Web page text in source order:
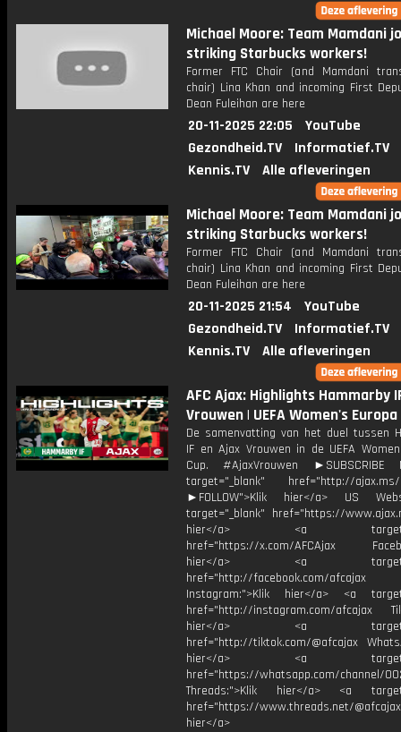
Michael Moore: Team Mamdani
striking Starbucks workers!
Former FTC Chair (and Mamdani
chair) Lina Khan and incoming First
Dean Fuleihan are here
20-11-2025 22:05
YouTube
Gezondheid.TV
Informatief.TV
Kennis.TV
Alle afleveringen
Michael Moore: Team Mamdani
striking Starbucks workers!
Former FTC Chair (and Mamdani
chair) Lina Khan and incoming First
Dean Fuleihan are here
20-11-2025 21:54
YouTube
Gezondheid.TV
Informatief.TV
Kennis.TV
Alle afleveringen
AFC Ajax: Highlights Hammarby
Vrouwen | UEFA Women's Europa
De samenvatting van het duel tussen
IF en Ajax Vrouwen in de UEFA
Cup. #AjaxVrouwen ►SUBSCRIBE
target="_blank" href="http://ajax.ms/
►FOLLOW">Klik hier</a> US
target="_blank" href="https://
hier</a> <a
href="https://x.com/AFCAjax
hier</a> <a
href="http://facebook.com/afcajax
Instagram:">Klik hier</a> <a
href="http://instagram.com/afcajax
hier</a> <a
href="http://tiktok.com/@afcajax
hier</a> <a
href="https://whatsapp.com/channel/
Threads:">Klik hier</a> <a
href="https://www.threads.net/
hier</a>